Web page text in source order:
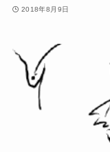
2018年8月9日